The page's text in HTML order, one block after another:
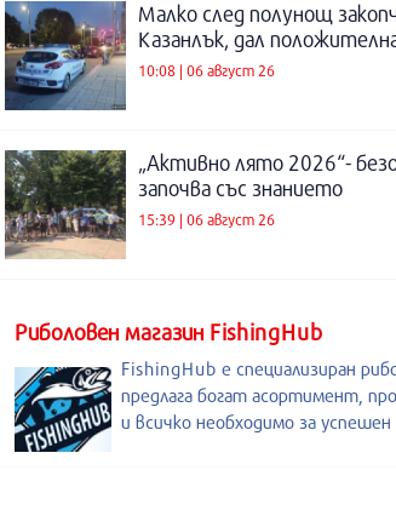
Малко след полунощ
Казанлък, дал
10:08 | 06 август 26
„Активно лято 2026“-
започва със знанието
15:39 | 06 август 26
Риболовен магазин FishingHub
FishingHub е специализиран
предлага богат асортимент,
и всичко необходимо за